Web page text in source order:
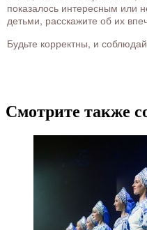
показалось интересным или
детьми, расскажите об их
Будьте корректны, и
Смотрите также